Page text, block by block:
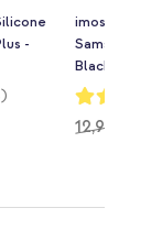
-
imoshion
Samsung
Black Marble
Notation:
95%
12,99 €